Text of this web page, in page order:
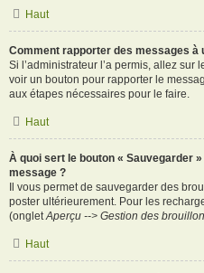
Haut
Comment rapporter des messages à
Si l’administrateur l’a permis, allez
voir un bouton pour rapporter le
aux étapes nécessaires pour le faire.
Haut
À quoi sert le bouton « Sauvegarder
message ?
Il vous permet de sauvegarder des
poster ultérieurement. Pour les
(ongletAperçu --> Gestion des
Haut